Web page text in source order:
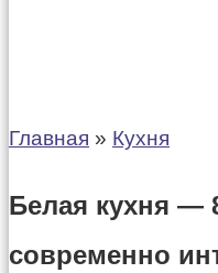
Главная » Кухня
Белая кухня —
современно